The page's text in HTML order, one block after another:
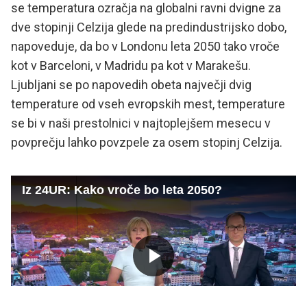
se temperatura ozračja na globalni ravni dvigne za
dve stopinji Celzija glede na predindustrijsko dobo,
napoveduje, da bo v Londonu leta 2050 tako vroče
kot v Barceloni, v Madridu pa kot v Marakešu.
Ljubljani se po napovedih obeta največji dvig
temperature od vseh evropskih mest, temperature
se bi v naši prestolnici v najtoplejšem mesecu v
povprečju lahko povzpele za osem stopinj Celzija.
Iz 24UR: Kako vroče bo leta 2050?